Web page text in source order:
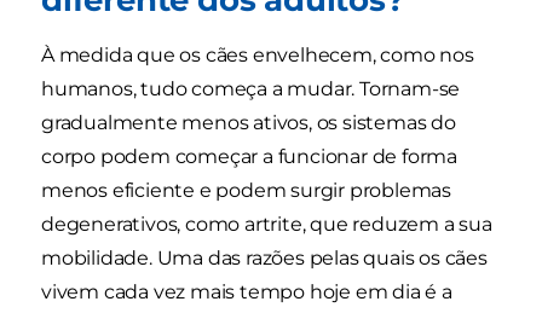
À medida que os cães envelhecem, como nos
humanos, tudo começa a mudar. Tornam-se
gradualmente menos ativos, os sistemas do
corpo podem começar a funcionar de forma
menos eficiente e podem surgir problemas
degenerativos, como artrite, que reduzem a sua
mobilidade. Uma das razões pelas quais os cães
vivem cada vez mais tempo hoje em dia é a